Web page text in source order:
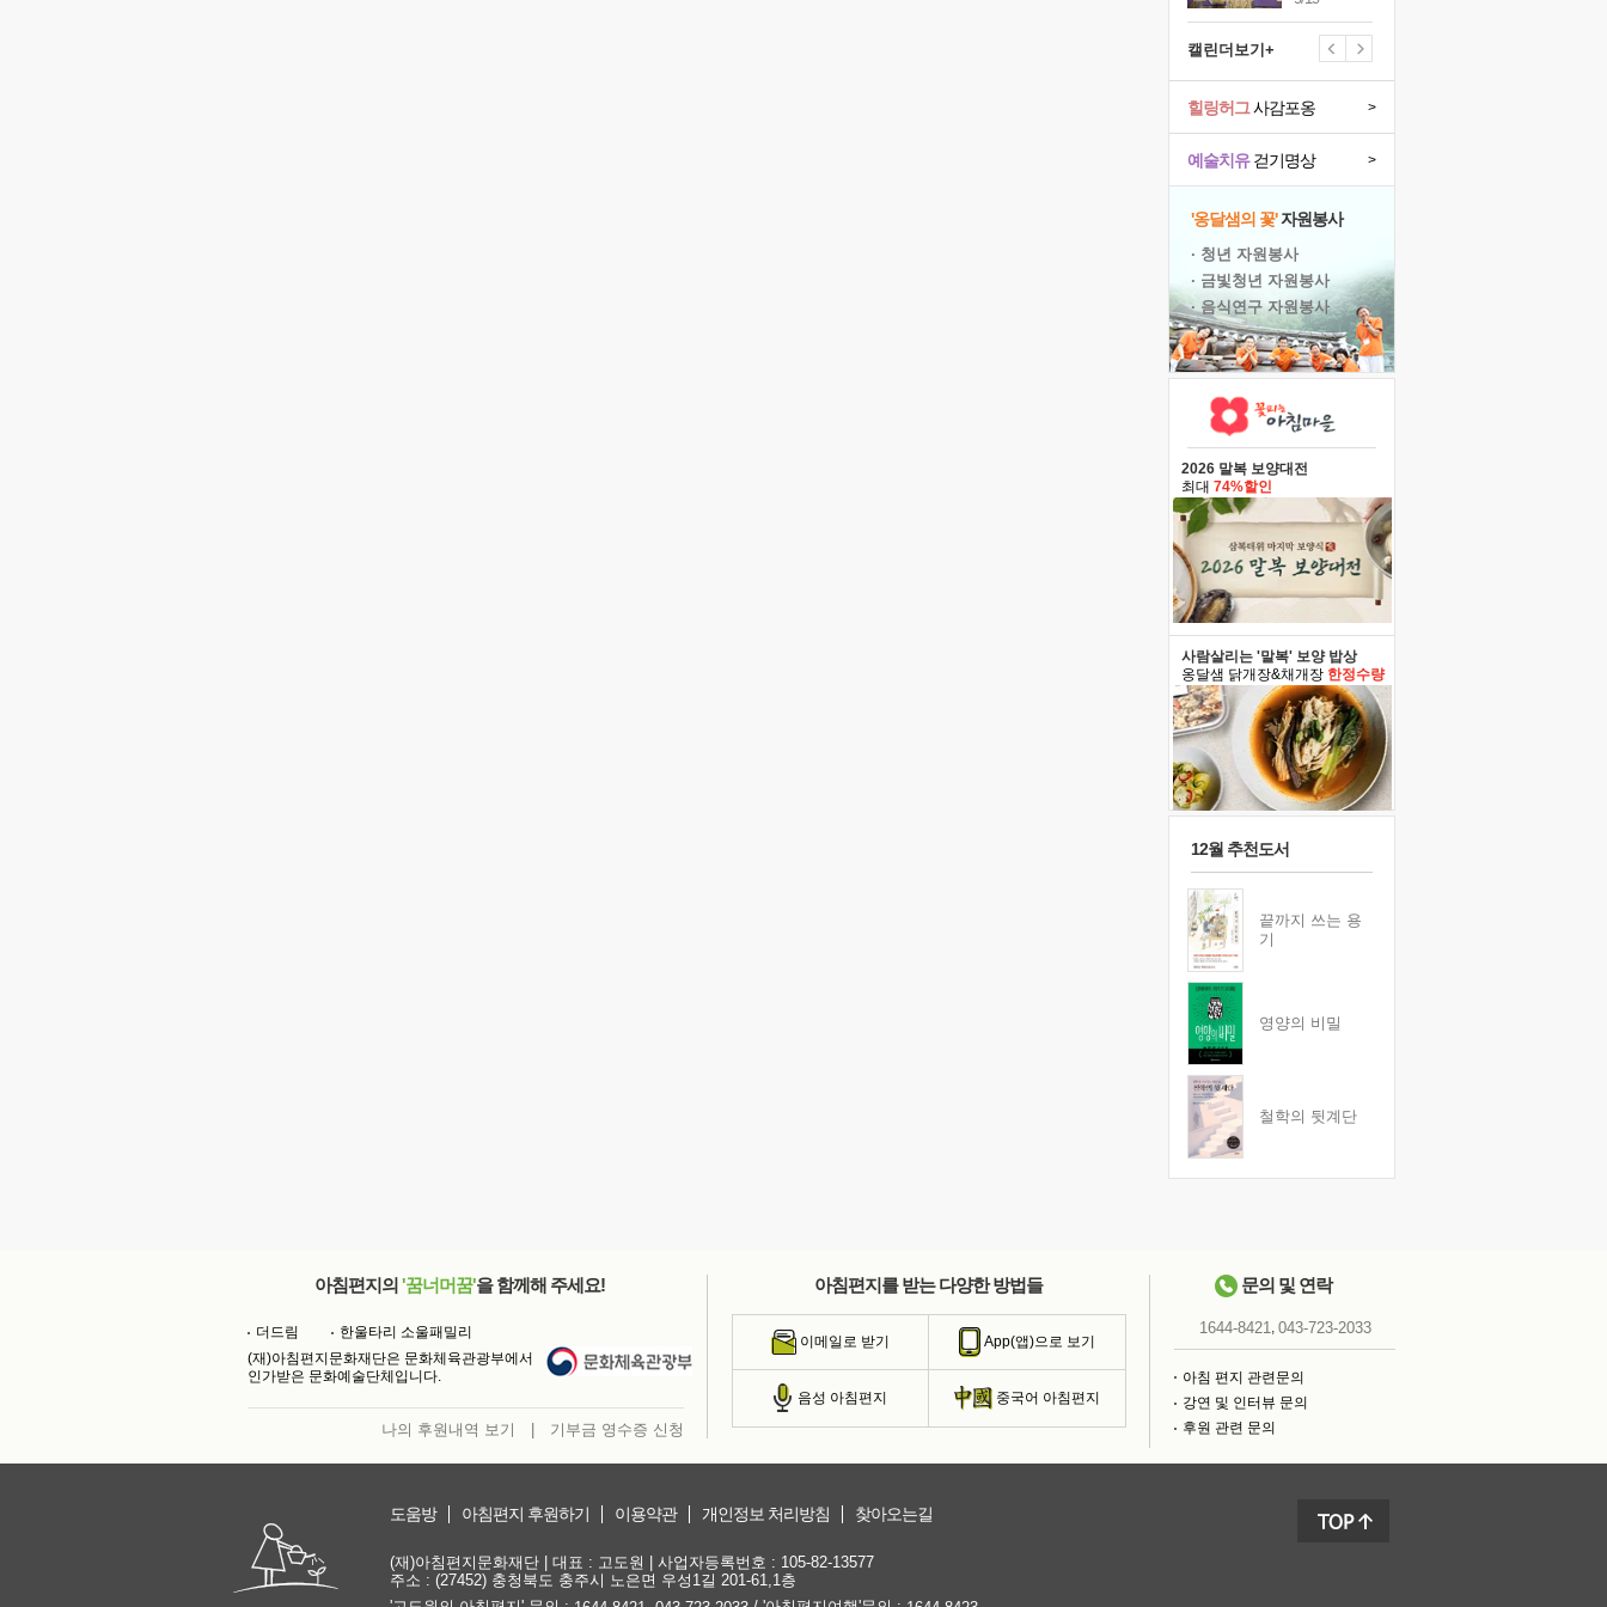
캘린더보기+
예술치유걷기명상 >
힐링허그사감포옹 >
'옹달샘의 꽃'자원봉사
· 청년 자원봉사
· 금빛청년 자원봉사
· 음식연구 자원봉사
2026 말복 보양대전
최대 74%할인
사람살리는 '말복' 보양 밥상
옹달샘 닭개장&채개장 한정수량
12월 추천도서
끝까지 쓰는 용
기
영양의 비밀
철학의 뒷계단
아침편지의 '꿈너머꿈'을 함께해 주세요!
더드림
한울타리 소울패밀리
(재)아침편지문화재단은 문화체육관광부에서
인가받은 문화예술단체입니다.
나의 후원내역 보기 기부금 영수증 신청
아침편지를 받는 다양한 방법들
이메일로 받기 App(앱)으로 보기
음성 아침편지 중국어 아침편지
문의 및 연락
1644-8421, 043-723-2033
아침 편지 관련문의
강연 및 인터뷰 문의
후원 관련 문의
도움방 아침편지 후원하기 이용약관 개인정보 처리방침 찾아오는길
(재)아침편지문화재단 | 대표 : 고도원 | 사업자등록번호 : 105-82-13577
주소 : (27452) 충청북도 충주시 노은면 우성1길 201-61,1층